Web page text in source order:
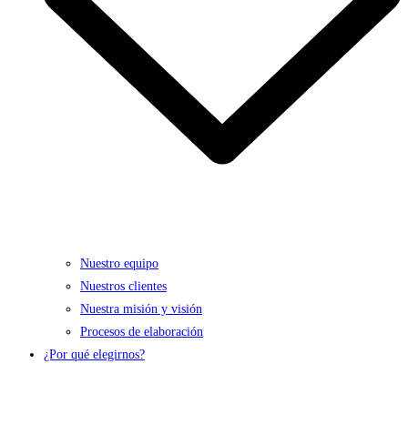
Nuestro equipo
Nuestros clientes
Nuestra misión y visión
Procesos de elaboración
¿Por qué elegirnos?